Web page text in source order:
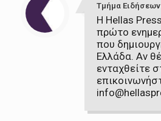
Τμήμα
Η Hellas
πρώτο
που
Ελλάδα. Αν
ενταχθείτε